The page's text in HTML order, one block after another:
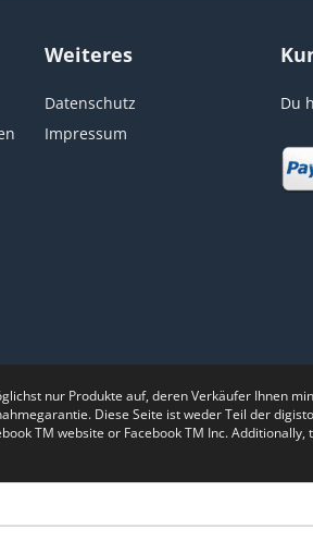
Weiteres
Datenschutz
Impressum
Du
nur Produkte auf, deren Verkäufer Ihnen
Diese Seite ist weder Teil der
TM website or Facebook TM Inc. Additionally,